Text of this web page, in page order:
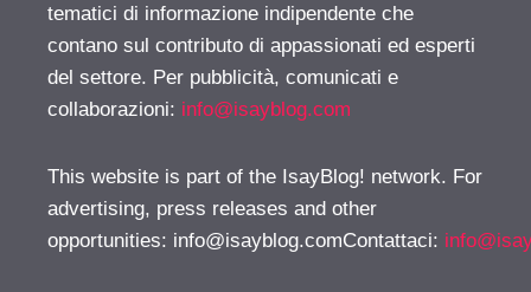
tematici di informazione indipendente che
contano sul contributo di appassionati ed esperti
del settore. Per pubblicità, comunicati e
collaborazioni: info@isayblog.com
This website is part of the IsayBlog! network. For
advertising, press releases and other
opportunities: info@isayblog.comContattaci: